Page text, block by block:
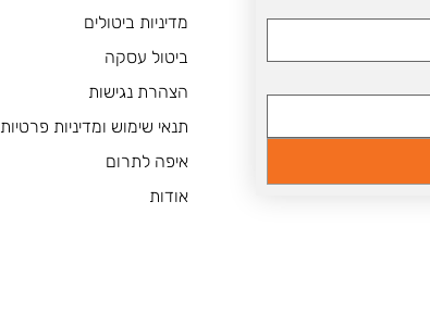
מדיניות ביטולים
ביטול עסקה
הצהרת נגישות
תנאי שימוש ומדיניות פרטיות
איפה לתרום
אודות